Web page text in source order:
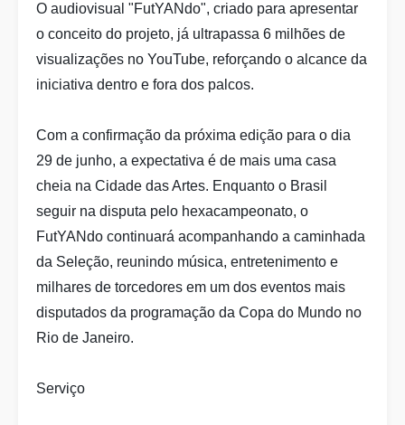
O audiovisual "FutYANdo", criado para apresentar
o conceito do projeto, já ultrapassa 6 milhões de
visualizações no YouTube, reforçando o alcance da
iniciativa dentro e fora dos palcos.
Com a confirmação da próxima edição para o dia
29 de junho, a expectativa é de mais uma casa
cheia na Cidade das Artes. Enquanto o Brasil
seguir na disputa pelo hexacampeonato, o
FutYANdo continuará acompanhando a caminhada
da Seleção, reunindo música, entretenimento e
milhares de torcedores em um dos eventos mais
disputados da programação da Copa do Mundo no
Rio de Janeiro.
Serviço